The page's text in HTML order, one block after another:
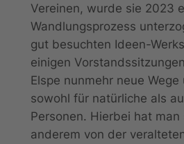
Vereinen, wurde sie 2023
Wandlungsprozess
gut besuchten Ideen-
einigen
Elspe nunmehr neue
sowohl für natürliche als
Personen. Hierbei hat man
anderem von der